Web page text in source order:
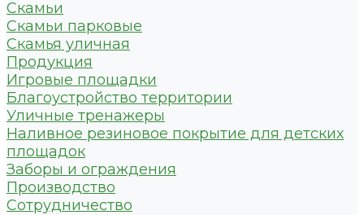
Скамьи
Скамьи парковые
Скамья уличная
Продукция
Игровые площадки
Благоустройство территории
Уличные тренажеры
Наливное резиновое покрытие для детских
площадок
Заборы и ограждения
Производство
Сотрудничество